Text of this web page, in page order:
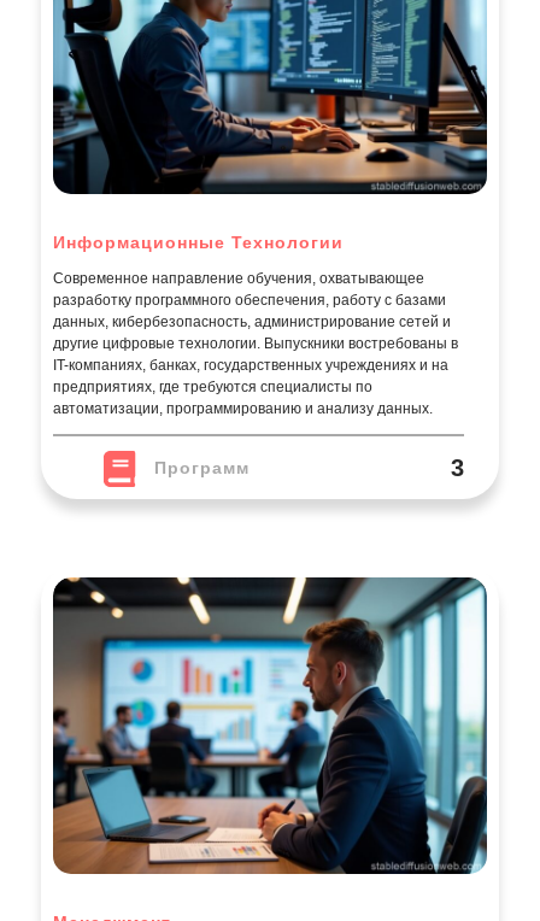
Информационные Технологии
Современное направление обучения, охватывающее
разработку программного обеспечения, работу с базами
данных, кибербезопасность, администрирование сетей и
другие цифровые технологии. Выпускники востребованы в
IT-компаниях, банках, государственных учреждениях и на
предприятиях, где требуются специалисты по
автоматизации, программированию и анализу данных.
Программ 3